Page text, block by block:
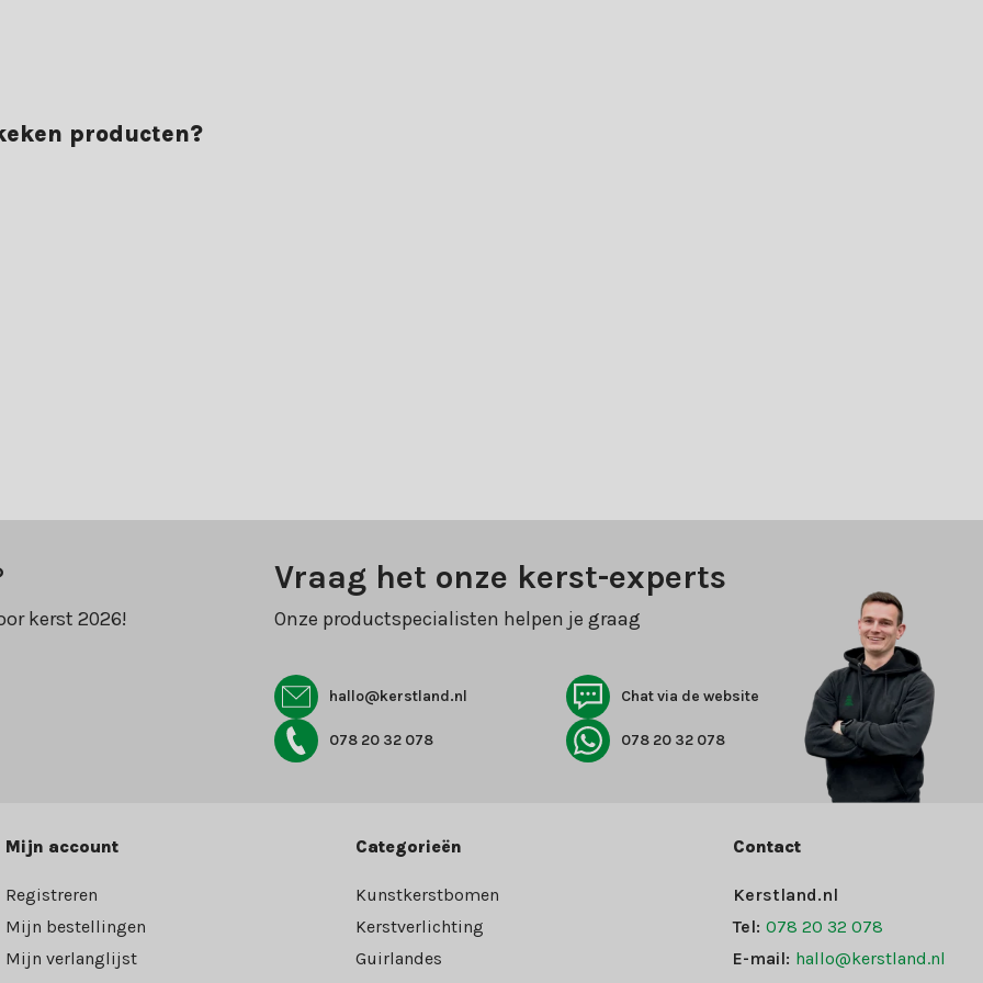
producten?
kerst 2026!
Vraag het onze kerst-experts
Onze productspecialisten helpen je graag
hallo@kerstland.nl Chat via de website
078 20 32 078 078 20 32 078
Mijn account
Registreren
Mijn bestellingen
Mijn verlanglijst
Categorieën
Kunstkerstbomen
Kerstverlichting
Guirlandes
Contact
Kerstland.nl
Tel: 078 20 32 078
E-mail: hallo@kerstland.nl